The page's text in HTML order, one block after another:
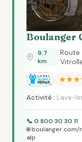
Boulanger
9.7
km
Route
Activité : Lave-
📞 0 800 30 30 11
🌐
alp